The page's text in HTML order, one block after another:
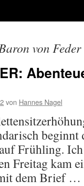
von Feder
von Hannes Nagel
beginnt
Frühling.
Freitag kam
dem Brief …